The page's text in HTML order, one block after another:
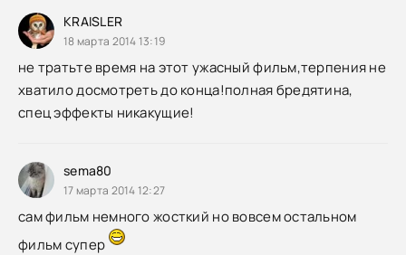
KRAISLER
18 марта 2014 13:19
не тратьте время на этот ужасный фильм,терпения не
хватило досмотреть до конца!полная бредятина,
спец эффекты никакущие!
sema80
17 марта 2014 12:27
сам фильм немного жосткий но вовсем остальном
фильм супер